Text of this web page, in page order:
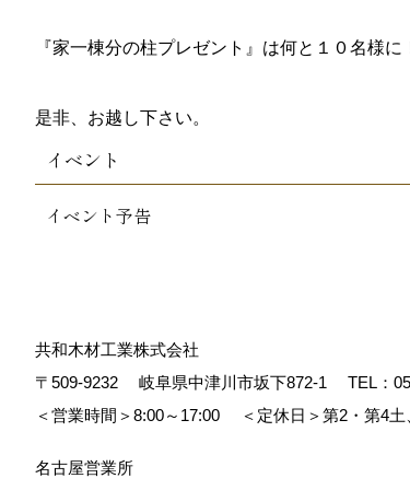
『家一棟分の柱プレゼント』は何と１０名様に
是非、お越し下さい。
イベント
イベント予告
共和木材工業株式会社
〒509-9232
岐阜県中津川市坂下872‐1 TEL：
＜営業時間＞8:00～17:00
＜定休日＞第2・第4
名古屋営業所